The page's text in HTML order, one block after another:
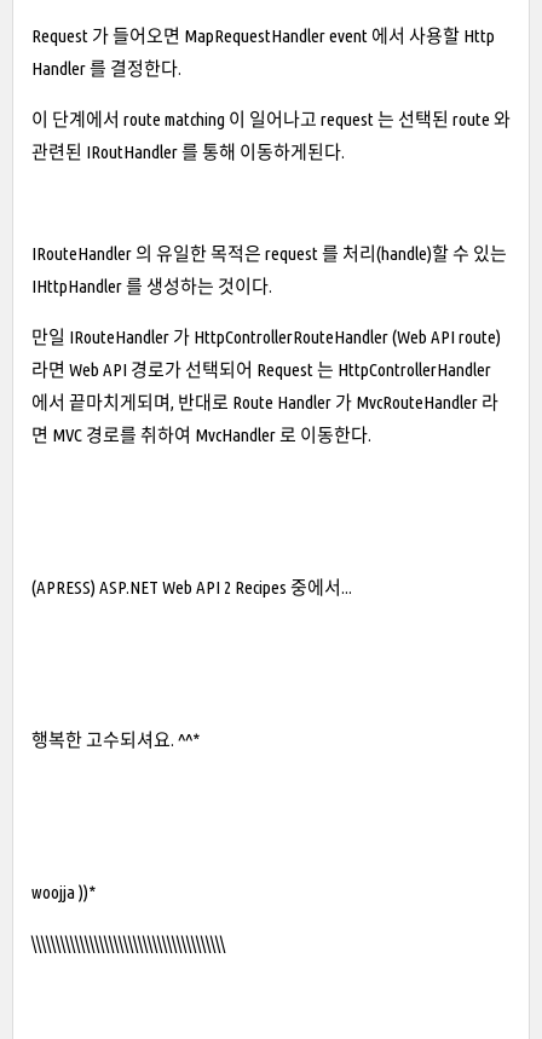
Request 가 들어오면 MapRequestHandler event 에서 사용할 Http
Handler 를 결정한다.
이 단계에서 route matching 이 일어나고 request 는 선택된 route 와
관련된 IRoutHandler 를 통해 이동하게된다.
IRouteHandler 의 유일한 목적은 request 를 처리(handle)할 수 있는
IHttpHandler 를 생성하는 것이다.
만일 IRouteHandler 가 HttpControllerRouteHandler (Web API route)
라면 Web API 경로가 선택되어 Request 는 HttpControllerHandler
에서 끝마치게되며, 반대로 Route Handler 가 MvcRouteHandler 라
면 MVC 경로를 취하여 MvcHandler 로 이동한다.
(APRESS) ASP.NET Web API 2 Recipes 중에서...
행복한 고수되셔요. ^^*
woojja ))*
\\\\\\\\\\\\\\\\\\\\\\\\\\\\\\\\\\\\\\\\